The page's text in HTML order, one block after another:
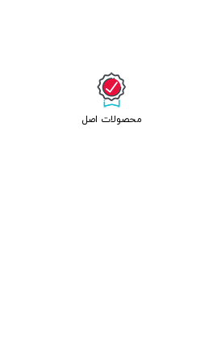
محصولات اصل